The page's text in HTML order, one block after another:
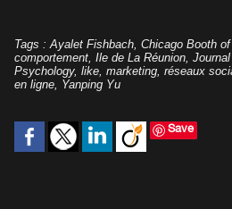
Tags :Ayalet Fishbach, Chicago Booth
comportement, Ile de La Réunion,
Psychology, like, marketing, réseaux
en ligne, Yanping Yu
Save